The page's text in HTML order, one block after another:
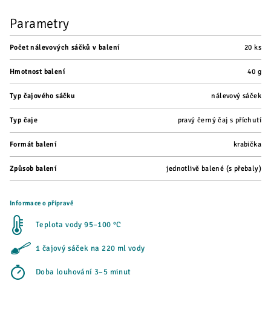
Parametry
Počet nálevových sáčků v balení 20 ks
Hmotnost balení 40 g
Typ čajového sáčku nálevový sáček
Typ čaje pravý černý čaj s příchutí
Formát balení krabička
Způsob balení jednotlivě balené (s přebaly)
Informace o přípravě
Teplota vody 95–100 °C
1 čajový sáček na 220 ml vody
Doba louhování 3–5 minut